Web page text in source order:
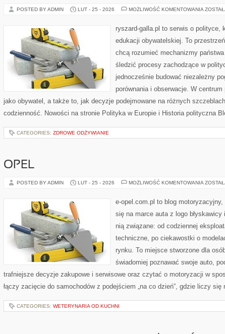
POSTED BY ADMIN LUT - 25 - 2026 MOŻLIWOŚĆ KOMENTOWANIA
ryszard-galla.pl to serwis o polityce,
edukacji obywatelskiej. To
chcą rozumieć mechanizmy
śledzić procesy zachodzące w
jednocześnie budować niezależny
porównania i obserwacje. W centrum
jako obywatel, a także to, jak decyzje podejmowane na różnych
codzienność. Nowości na stronie Polityka w Europie i Historia polityczna
CATEGORIES: ZDROWE ODŻYWIANIE
OPEL
POSTED BY ADMIN LUT - 25 - 2026 MOŻLIWOŚĆ KOMENTOWANIA OPEL
e-opel.com.pl to blog
się na marce auta z logo
nią związane: od codziennej
techniczne, po ciekawostki o
rynku. To miejsce stworzone dla
świadomiej poznawać swoje auto,
trafniejsze decyzje zakupowe i serwisowe oraz czytać o motoryzacji w
łączy zacięcie do samochodów z podejściem „na co dzień”, gdzie liczy
CATEGORIES: WETERYNARIA OD KUCHNI